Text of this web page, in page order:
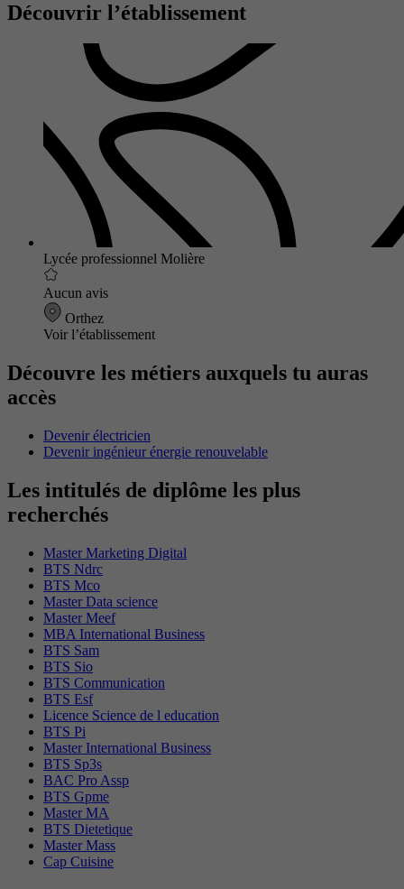
Découvrir l’établissement
Lycée professionnel Molière
Aucun avis
Orthez
Voir l’établissement
Découvre les métiers auxquels tu auras
accès
Devenir électricien
Devenir ingénieur énergie renouvelable
Les intitulés de diplôme les plus
recherchés
Master Marketing Digital
BTS Ndrc
BTS Mco
Master Data science
Master Meef
MBA International Business
BTS Sam
BTS Sio
BTS Communication
BTS Esf
Licence Science de l education
BTS Pi
Master International Business
BTS Sp3s
BAC Pro Assp
BTS Gpme
Master MA
BTS Dietetique
Master Mass
Cap Cuisine